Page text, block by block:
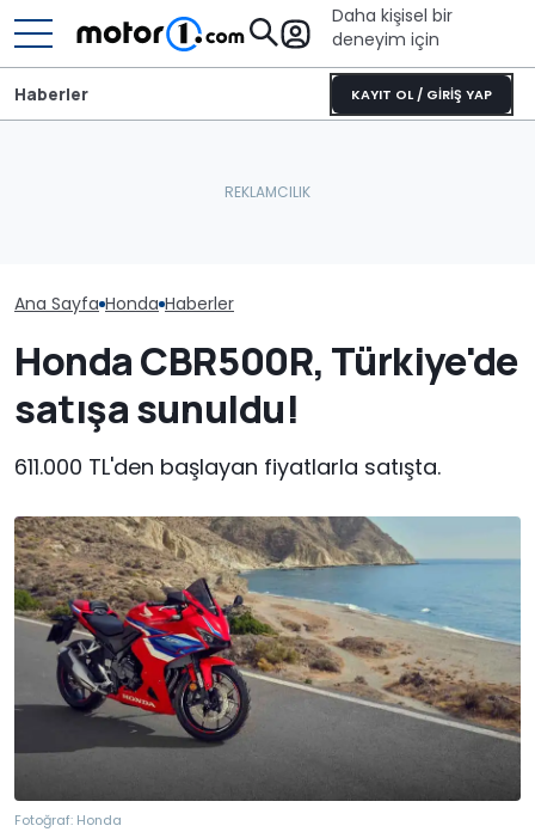
Daha kişisel bir
deneyim için
KAYIT OL / GİRİŞ YAP
Haberler
Ana Sayfa Honda Haberler
Honda CBR500R, Türkiye'de
satışa sunuldu!
611.000 TL'den başlayan fiyatlarla satışta.
Fotoğraf: Honda